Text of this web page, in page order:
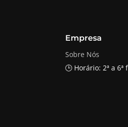
Empresa
Sobre Nós
🕒 Horário: 2ª a 6ª